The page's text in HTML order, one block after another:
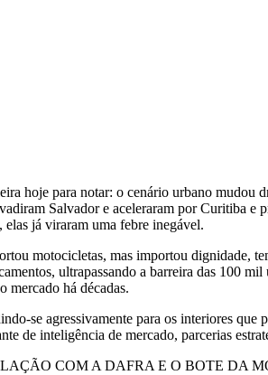
hoje para notar: o cenário urbano
Salvador e aceleraram por Curitiba
já viraram uma febre inegável.
motocicletas, mas importou dignidade,
ultrapassando a barreira das 100
mercado há décadas.
se agressivamente para os interiores
de inteligência de mercado, parcerias
COM A DAFRA E O BOTE DA